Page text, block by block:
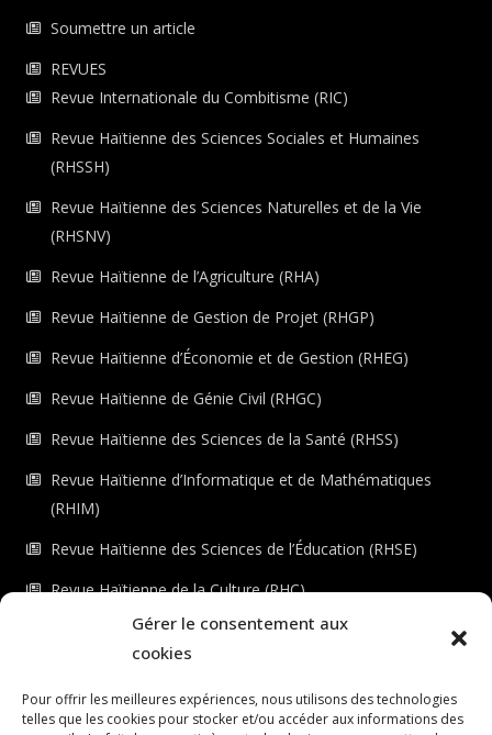
Gérer le consentement aux
cookies
Pour offrir les meilleures expériences, nous utilisons des technologies
telles que les cookies pour stocker et/ou accéder aux informations des
Soumettre un article
REVUES
Revue Internationale du Combitisme (RIC)
Revue Haïtienne des Sciences Sociales et Humaines
(RHSSH)
Revue Haïtienne des Sciences Naturelles et de la Vie
(RHSNV)
Revue Haïtienne de l’Agriculture (RHA)
Revue Haïtienne de Gestion de Projet (RHGP)
Revue Haïtienne d’Économie et de Gestion (RHEG)
Revue Haïtienne de Génie Civil (RHGC)
Revue Haïtienne des Sciences de la Santé (RHSS)
Revue Haïtienne d’Informatique et de Mathématiques
(RHIM)
Revue Haïtienne des Sciences de l’Éducation (RHSE)
Revue Haïtienne de la Culture (RHC)
Revue Haïtienne de l’Environnement (RHE)
Dashboard